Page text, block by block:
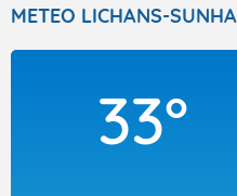
METEO LICHANS-
33°